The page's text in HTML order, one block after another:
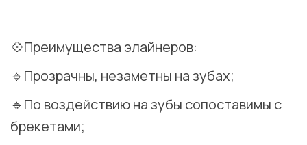
💠Преимущества элайнеров:
🔹Прозрачны, незаметны на зубах;
🔹По воздействию на зубы сопоставимы с
брекетами;